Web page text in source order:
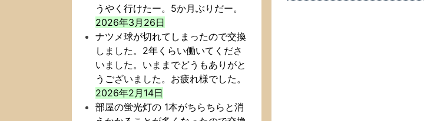
うやく行けたー。5か月ぶりだー。
2026年3月26日
ナツメ球が切れてしまったので交換
しました。2年くらい働いてくださ
いました。いままでどうもありがと
うございました。お疲れ様でした。
2026年2月14日
部屋の蛍光灯の 1本がちらちらと消